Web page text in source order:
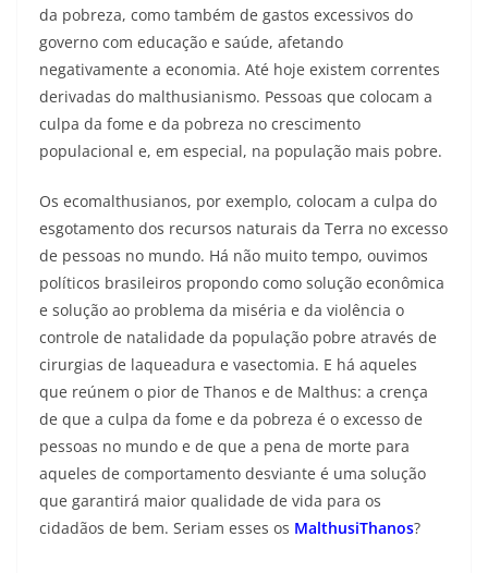
da pobreza, como também de gastos excessivos do
governo com educação e saúde, afetando
negativamente a economia. Até hoje existem correntes
derivadas do malthusianismo. Pessoas que colocam a
culpa da fome e da pobreza no crescimento
populacional e, em especial, na população mais pobre.
Os ecomalthusianos, por exemplo, colocam a culpa do
esgotamento dos recursos naturais da Terra no excesso
de pessoas no mundo. Há não muito tempo, ouvimos
políticos brasileiros propondo como solução econômica
e solução ao problema da miséria e da violência o
controle de natalidade da população pobre através de
cirurgias de laqueadura e vasectomia. E há aqueles
que reúnem o pior de Thanos e de Malthus: a crença
de que a culpa da fome e da pobreza é o excesso de
pessoas no mundo e de que a pena de morte para
aqueles de comportamento desviante é uma solução
que garantirá maior qualidade de vida para os
cidadãos de bem. Seriam esses os MalthusiThanos?